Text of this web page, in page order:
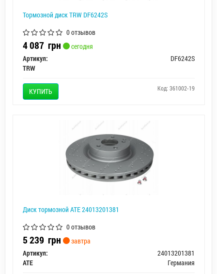
Тормозной диск TRW DF6242S
0 отзывов
4 087 грн
сегодня
Артикул:
DF6242S
TRW
КУПИТЬ Код: 361002-19
Диск тормозной ATE 24013201381
0 отзывов
5 239 грн
завтра
Артикул:
24013201381
ATE
Германия